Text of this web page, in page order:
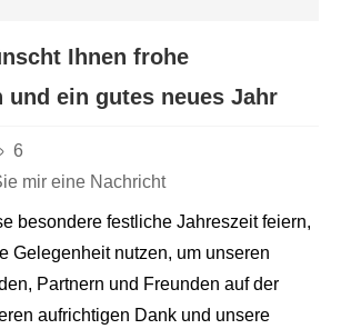
Ihnen frohe
und ein gutes neues Jahr
6
mir eine Nachricht
besondere festliche Jahreszeit feiern,
Gelegenheit nutzen, um unseren
Partnern und Freunden auf der
aufrichtigen Dank und unsere